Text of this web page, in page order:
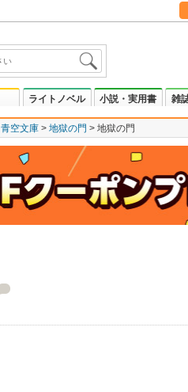
ライトノベル 小説・実用書 雑
青空文庫 地獄の門 地獄の門